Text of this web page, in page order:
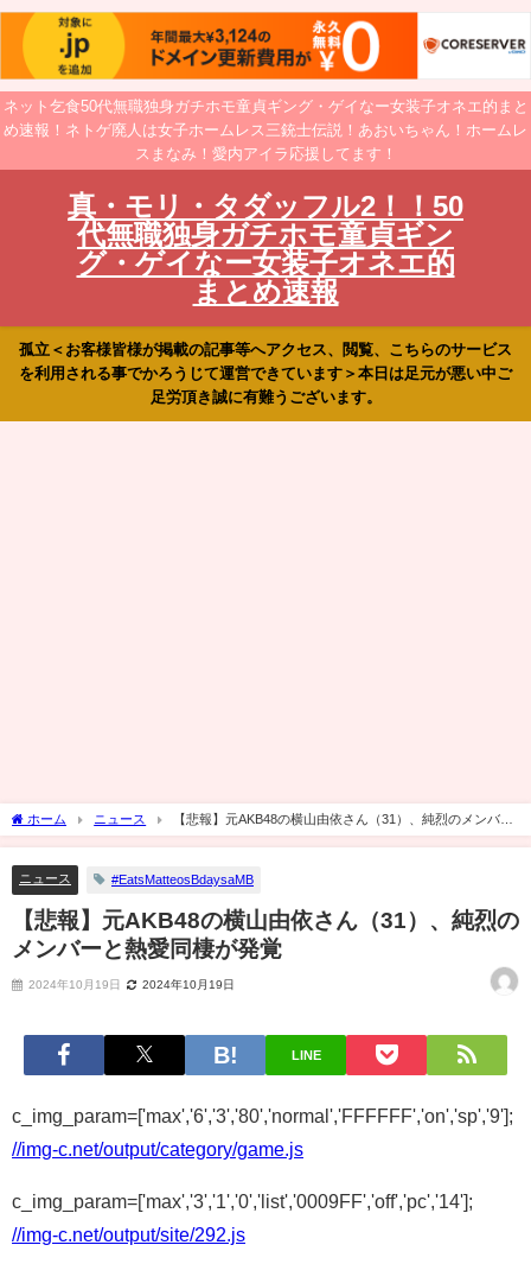
ネット乞食50代無職独身ガチホモ童貞ギング・ゲイなー女装子オネエ的まと
め速報！ネトゲ廃人は女子ホームレス三銃士伝説！あおいちゃん！ホームレ
スまなみ！愛内アイラ応援してます！
真・モリ・タダッフル2！！50
代無職独身ガチホモ童貞ギン
グ・ゲイなー女装子オネエ的
まとめ速報
孤立＜お客様皆様が掲載の記事等へアクセス、閲覧、こちらのサービス
を利用される事でかろうじて運営できています＞本日は足元が悪い中ご
足労頂き誠に有難うございます。
ホーム ニュース
【悲報】元AKB48の横山由依さん（31）、純烈のメンバー
と熱愛同棲が発覚
ニュース #EatsMatteosBdaysaMB
【悲報】元AKB48の横山由依さん（31）、純烈の
メンバーと熱愛同棲が発覚
2024年10月19日 2024年10月19日
LINE
c_img_param=['max','6','3','80','normal','FFFFFF','on','sp','9'];
//img-c.net/output/category/game.js
c_img_param=['max','3','1','0','list','0009FF','off','pc','14'];
//img-c.net/output/site/292.js